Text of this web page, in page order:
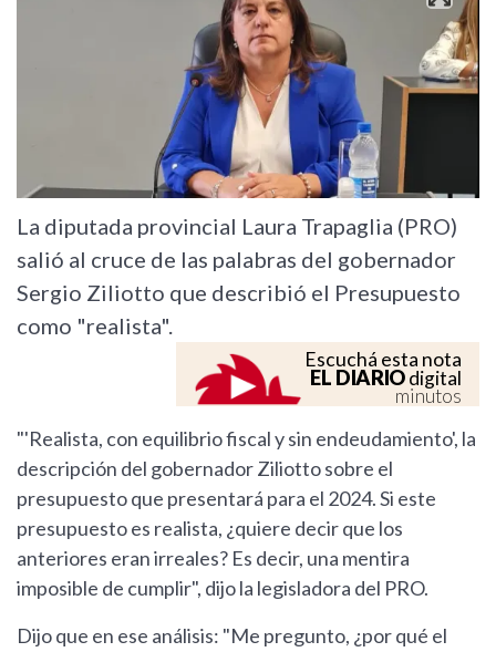
La diputada provincial Laura Trapaglia (PRO)
salió al cruce de las palabras del gobernador
Sergio Ziliotto que describió el Presupuesto
como "realista".
Escuchá esta nota
EL DIARIOdigital
minutos
"'Realista, con equilibrio fiscal y sin endeudamiento', la
descripción del gobernador Ziliotto sobre el
presupuesto que presentará para el 2024. Si este
presupuesto es realista, ¿quiere decir que los
anteriores eran irreales? Es decir, una mentira
imposible de cumplir", dijo la legisladora del PRO.
Dijo que en ese análisis: "Me pregunto, ¿por qué el